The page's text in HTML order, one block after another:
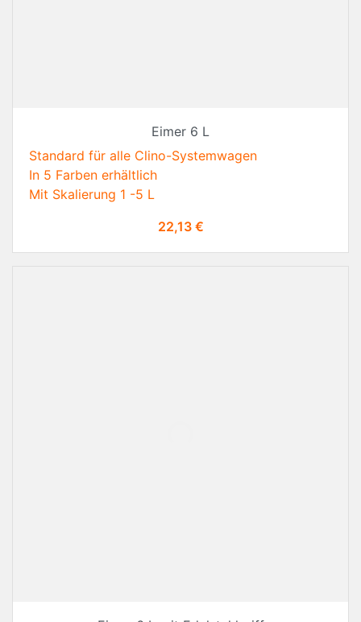
Eimer 6 L
Standard für alle Clino-Systemwagen
In 5 Farben erhältlich
Mit Skalierung 1 -5 L
Preis
22,13 €